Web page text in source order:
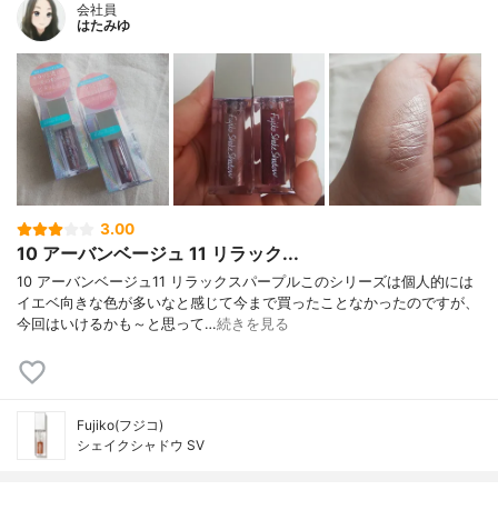
会社員
はたみゆ
3.00
10 アーバンベージュ 11 リラック...
10 アーバンベージュ11 リラックスパープルこのシリーズは個人的には
イエベ向きな色が多いなと感じて今まで買ったことなかったのですが、
今回はいけるかも～と思って…続きを見る
Fujiko(フジコ)
シェイクシャドウ SV